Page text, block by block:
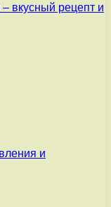
вкусный рецепт и
и